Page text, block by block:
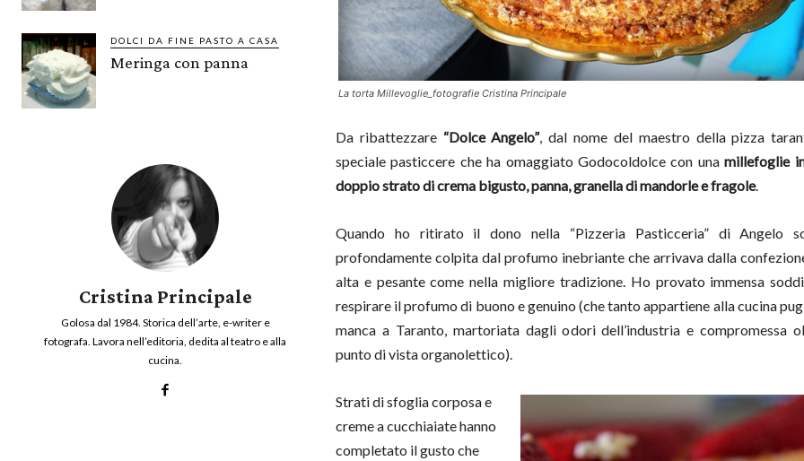
DOLCI DA FINE PASTO A CASA
Meringa con panna
Cristina Principale
Golosa dal 1984. Storica dell’arte, e-writer e
fotografa. Lavora nell’editoria, dedita al teatro e alla
cucina.
La torta Millevoglie_fotografie Cristina Principale
Da ribattezzare “Dolce Angelo”, dal nome del maestro della pizza
speciale pasticcere che ha omaggiato Godocoldolce con unamillefoglie
doppio strato di crema bigusto, panna, granella di mandorle e fragole.
Quando ho ritirato il dono nella “Pizzeria Pasticceria” di Angelo
profondamente colpita dal profumo inebriante che arrivava dalla
alta e pesante come nella migliore tradizione. Ho provato immensa
respirare il profumo di buono e genuino (che tanto appartiene alla cucina
manca a Taranto, martoriata dagli odori dell’industria e compromessa
punto di vista organolettico).
Strati di sfoglia corposa e
creme a cucchiaiate hanno
completato il gusto che